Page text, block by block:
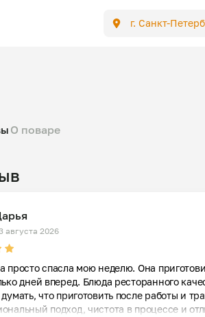
г. Санкт-
О поваре
августа 2026
просто спасла мою неделю. Она
дней вперед. Блюда ресторанного
что приготовить после работы и
подход, чистота в процессе и